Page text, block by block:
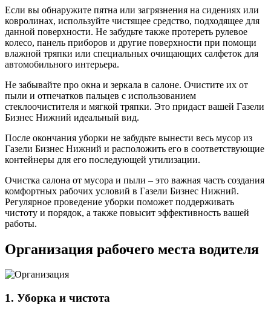
Если вы обнаружите пятна или загрязнения на сидениях или
ковролинах, используйте чистящее средство, подходящее для
данной поверхности. Не забудьте также протереть рулевое
колесо, панель приборов и другие поверхности при помощи
влажной тряпки или специальных очищающих салфеток для
автомобильного интерьера.
Не забывайте про окна и зеркала в салоне. Очистите их от
пыли и отпечатков пальцев с использованием
стеклоочистителя и мягкой тряпки. Это придаст вашей Газели
Бизнес Нижний идеальный вид.
После окончания уборки не забудьте вынести весь мусор из
Газели Бизнес Нижний и расположить его в соответствующие
контейнеры для его последующей утилизации.
Очистка салона от мусора и пыли – это важная часть создания
комфортных рабочих условий в Газели Бизнес Нижний.
Регулярное проведение уборки поможет поддерживать
чистоту и порядок, а также повысит эффективность вашей
работы.
Организация рабочего места водителя
1. Уборка и чистота